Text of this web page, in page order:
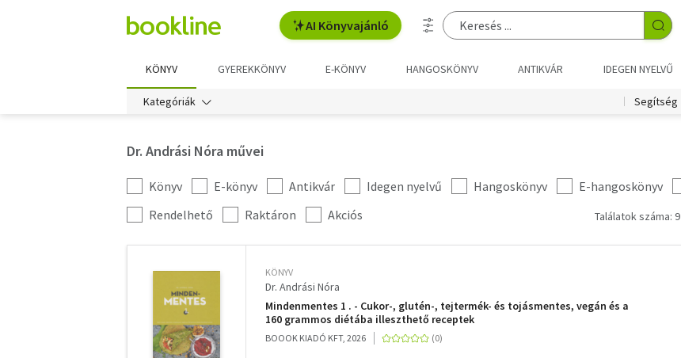
AI Könyvajánló
KÖNYV GYEREKKÖNYV E-KÖNYV HANGOSKÖNYV ANTIKVÁR IDEGEN NYELVŰ
Kategóriák Segítség
Dr. Andrási Nóra művei
Kategória
szűrés
Könyv E-könyv Antikvár Idegen nyelvű Hangoskönyv E-hangoskönyv
További
szűrők
Rendelhető Raktáron Akciós Találatok száma: 9
KÖNYV
Dr. Andrási Nóra
Mindenmentes 1 . - Cukor-, glutén-, tejtermék- és tojásmentes, vegán és a
160 grammos diétába illeszthető receptek
BOOOK KIADÓ KFT, 2026